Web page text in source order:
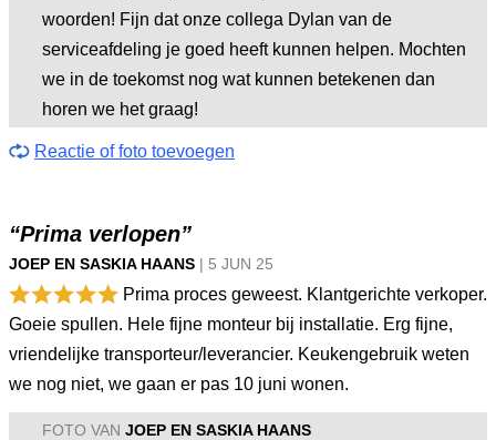
woorden! Fijn dat onze collega Dylan van de
serviceafdeling je goed heeft kunnen helpen. Mochten
we in de toekomst nog wat kunnen betekenen dan
horen we het graag!
Reactie of foto toevoegen
“Prima verlopen”
JOEP EN SASKIA HAANS | 5 JUN 25
Prima proces geweest. Klantgerichte verkoper.
Goeie spullen. Hele fijne monteur bij installatie. Erg fijne,
vriendelijke transporteur/leverancier. Keukengebruik weten
we nog niet, we gaan er pas 10 juni wonen.
FOTO VAN JOEP EN SASKIA HAANS